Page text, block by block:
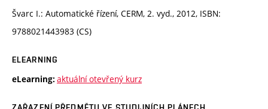
Švarc I.: Automatické řízení, CERM, 2. vyd., 2012, ISBN:
9788021443983 (CS)
ELEARNING
eLearning: aktuální otevřený kurz